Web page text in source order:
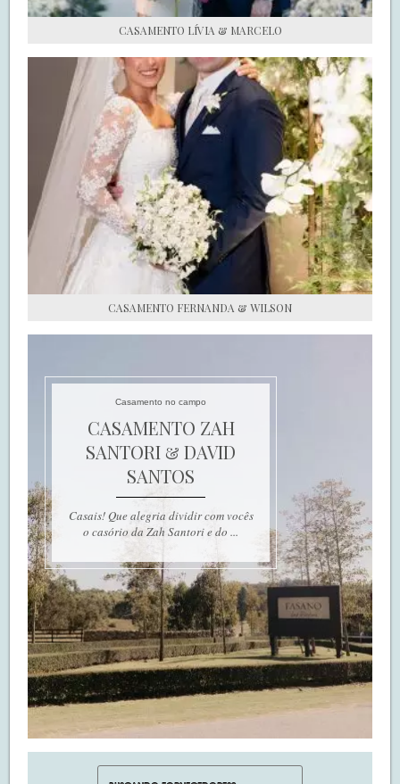
CASAMENTO LÍVIA & MARCELO
CASAMENTO FERNANDA & WILSON
Casamento no campo
CASAMENTO ZAH
SANTORI & DAVID
SANTOS
Casais! Que alegria dividir com vocês
o casório da Zah Santori e do ...